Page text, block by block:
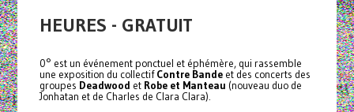
HEURES - GRATUIT
0° est un événement ponctuel et éphémère, qui rassemble
une exposition du collectifContre Bandeet des concerts des
groupes Deadwood et Robe et Manteau (nouveau duo de
Jonhatan et de Charles de Clara Clara).